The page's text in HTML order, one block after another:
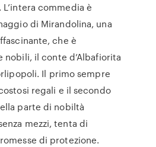
commedia è
di Mirandolina, una
che è
il conte d’Albafiorita
Il primo sempre
regali e il secondo
parte di nobiltà
mezzi, tenta di
di protezione.